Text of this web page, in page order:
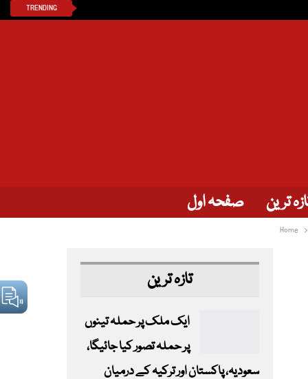
TRENDING
صفحہ اول ترین
Home
تازہ ترین
ایک ملک پر حملہ تینوں
پر حملہ تصور کیا جائیگا،
سعودیہ، پاکستان اور ترکیہ کے درمیان